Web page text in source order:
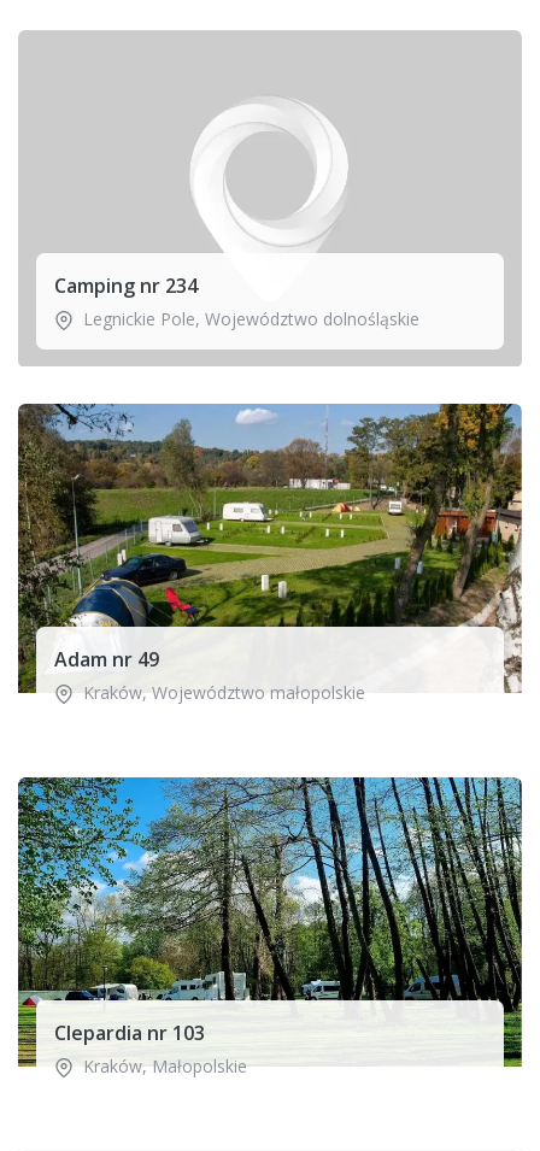
Camping nr 234
Legnickie Pole, Województwo dolnośląskie
Adam nr 49
Kraków,Województwo małopolskie
Clepardia nr 103
Kraków,Małopolskie